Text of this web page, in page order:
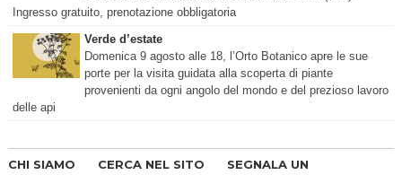
Ingresso gratuito, prenotazione obbligatoria
Verde d’estate
Domenica 9 agosto alle 18, l’Orto Botanico apre le sue
porte per la visita guidata alla scoperta di piante
provenienti da ogni angolo del mondo e del prezioso lavoro
delle api
CHI SIAMO CERCA NEL SITO
SEGNALA UN